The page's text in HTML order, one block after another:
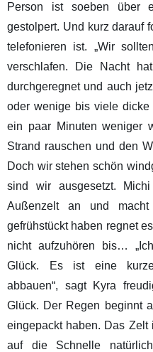
Person ist soeben über
gestolpert. Und kurz darauf
telefonieren ist. „Wir
verschlafen. Die Nacht
durchgeregnet und auch
oder wenige bis viele
ein paar Minuten weniger
Strand rauschen und den
Doch wir stehen schön
sind wir ausgesetzt.
Außenzelt an und
gefrühstückt haben regnet
nicht aufzuhören bis…
Glück. Es ist eine kurze
abbauen“, sagt Kyra
Glück. Der Regen beginnt
eingepackt haben. Das Zelt
auf die Schnelle